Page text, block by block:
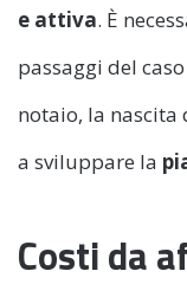
e attiva. È
passaggi del
notaio, la nascita
a sviluppare la
Costi da